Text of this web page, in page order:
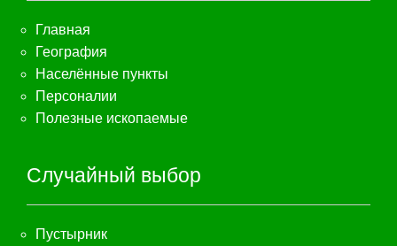
Главная
География
Населённые пункты
Персоналии
Полезные ископаемые
Случайный выбор
Пустырник